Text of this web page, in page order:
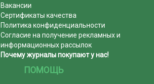
Вакансии
Сертификаты качества
Политика конфиденциальности
Согласие на получение рекламных и
информационных рассылок
Почему журналы покупают у нас!
ПОМОЩЬ